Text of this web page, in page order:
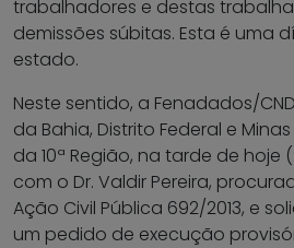
trabalhadores e destas
demissões súbitas. Esta é uma
estado.
Neste sentido, a Fenadados/
da Bahia, Distrito Federal e
da 10ª Região, na tarde de hoje
com o Dr. Valdir Pereira,
Ação Civil Pública 692/2013, e
um pedido de execução